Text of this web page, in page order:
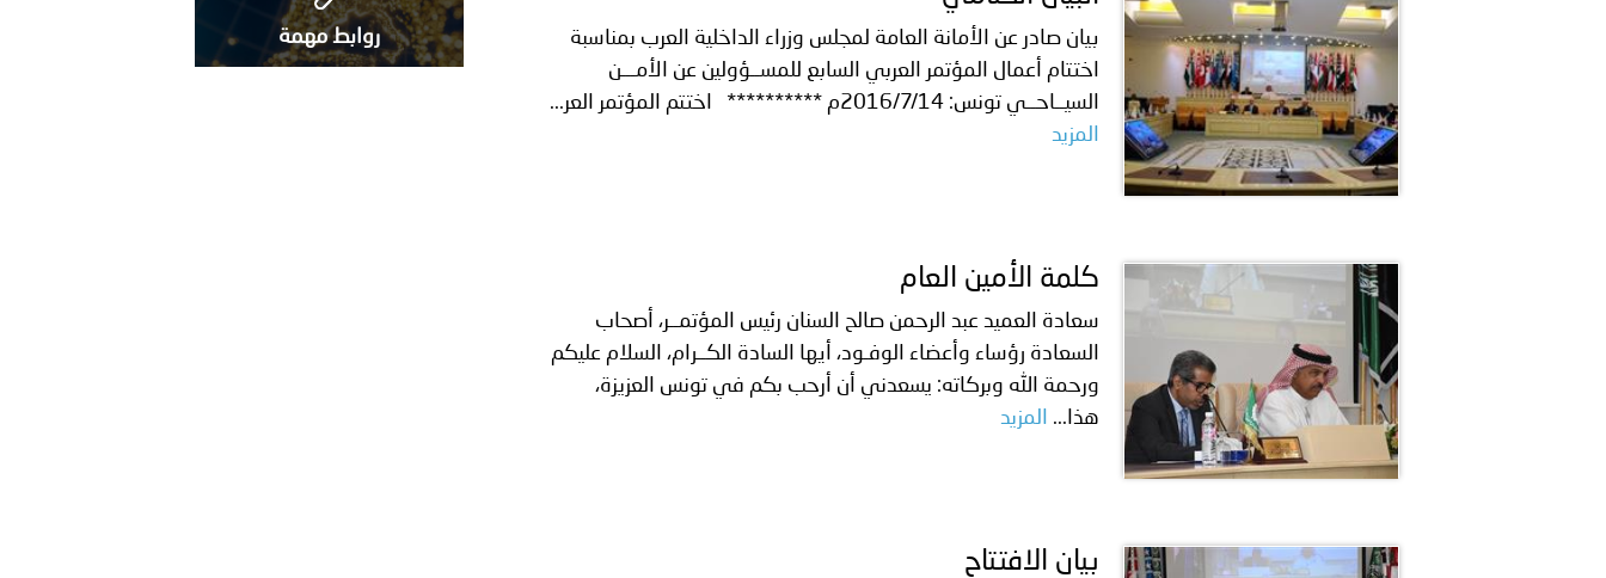
بيان صادر عن الأمانة العامة لمجلس وزراء الداخلية العرب بمناسبة
اختتام أعمال المؤتمر العربي السابع للمســؤولين عن الأمـــن
السيــاحــي تونس: 2016/7/14م ********** اختتم المؤتمر العر...
المزيد
كلمة الأمين العام
سعادة العميد عبد الرحمن صالح السنان رئيس المؤتمــر، أصحاب
السعادة رؤساء وأعضاء الوفـود، أيها السادة الكــرام، السلام عليكم
ورحمة الله وبركاته: يسعدني أن أرحب بكم في تونس العزيزة،
هذا...
المزيد
بيان الافتتاح
روابط مهمة